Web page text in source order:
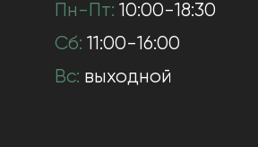
Пн-Пт: 10:00-18:30
Сб: 11:00-16:00
Вс: выходной